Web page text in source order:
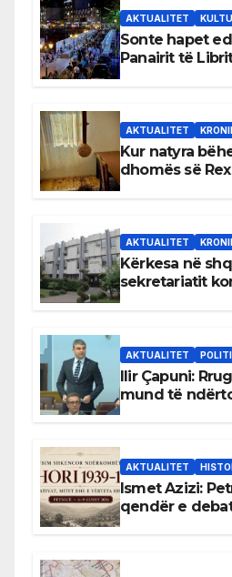
AKTUALITET
Sonte hapet
Panairit të
AKTUALITET
Kur natyra
dhomës së
AKTUALITET
Kërkesa në
sekretariatit
AKTUALITET
Ilir Çapuni:
mund të
AKTUALITET
Ismet Azizi:
qendër e